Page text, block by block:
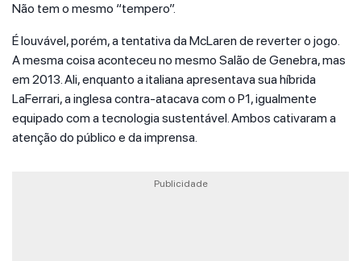
Não tem o mesmo “tempero”.
É louvável, porém, a tentativa da McLaren de reverter o jogo.
A mesma coisa aconteceu no mesmo Salão de Genebra, mas
em 2013. Ali, enquanto a italiana apresentava sua híbrida
LaFerrari, a inglesa contra-atacava com o P1, igualmente
equipado com a tecnologia sustentável. Ambos cativaram a
atenção do público e da imprensa.
Publicidade